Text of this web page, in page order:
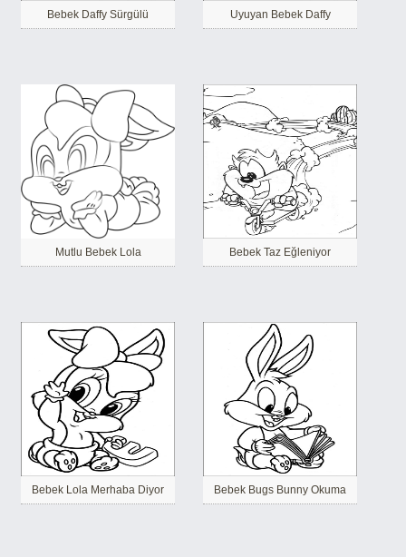
Bebek Daffy Sürgülü Uyuyan Bebek Daffy
Mutlu Bebek Lola Bebek Taz Eğleniyor
Bebek Lola Merhaba Diyor Bebek Bugs Bunny Okuma